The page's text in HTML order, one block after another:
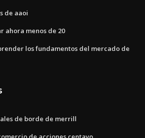
de aaoi
ahora menos de 20
los fundamentos del mercado de
de borde de merrill